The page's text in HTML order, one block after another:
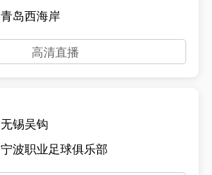
青岛西海岸
高清直播
无锡吴钩
宁波职业足球俱乐部